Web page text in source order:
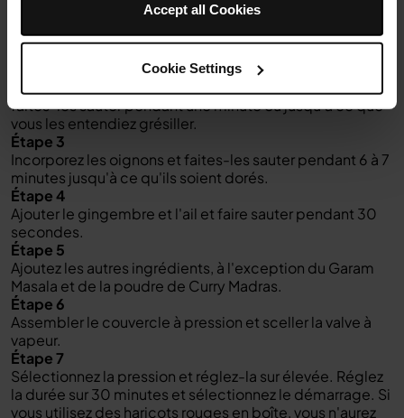
Accept all Cookies
Cookie Settings
Sélectionnez Sear/Saute et réglez sur moyen/élevé.
Préchauffez pendant 5 minutes, puis ajoutez le
ghee/l'huile.
Ajoutez les graines de cumin et les piments verts et
faites-les sauter pendant une minute ou jusqu'à ce que
vous les entendiez grésiller.
Étape 3
Incorporez les oignons et faites-les sauter pendant 6 à 7
minutes jusqu'à ce qu'ils soient dorés.
Étape 4
Ajouter le gingembre et l'ail et faire sauter pendant 30
secondes.
Étape 5
Ajoutez les autres ingrédients, à l'exception du Garam
Masala et de la poudre de Curry Madras.
Étape 6
Assembler le couvercle à pression et sceller la valve à
vapeur.
Étape 7
Sélectionnez la pression et réglez-la sur élevée. Réglez
la durée sur 30 minutes et sélectionnez le démarrage. Si
vous utilisez des haricots rouges en boîte, vous n'aurez